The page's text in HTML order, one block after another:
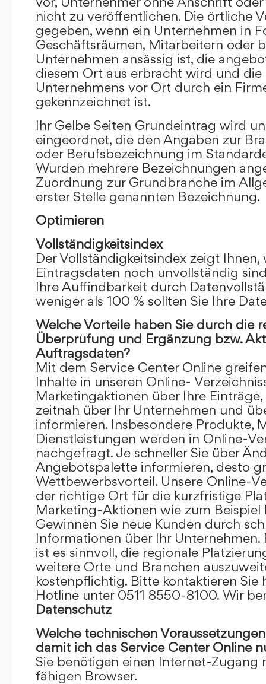
nicht zu veröffentlichen. Die örtliche
gegeben, wenn ein Unternehmen in
Geschäftsräumen, Mitarbeitern oder
Unternehmen ansässig ist, die
diesem Ort aus erbracht wird und die
Unternehmens vor Ort durch ein
gekennzeichnet ist.
Ihr Gelbe Seiten Grundeintrag wird
eingeordnet, die den Angaben zur
oder Berufsbezeichnung im
Wurden mehrere Bezeichnungen
Zuordnung zur Grundbranche im
erster Stelle genannten Bezeichnung.
Optimieren
Vollständigkeitsindex
Der Vollständigkeitsindex zeigt
Eintragsdaten noch unvollständig
Ihre Auffindbarkeit durch
weniger als 100 % sollten Sie Ihre
Welche Vorteile haben Sie durch die
Überprüfung und Ergänzung bzw.
Auftragsdaten?
Mit dem Service Center Online
Inhalte in unseren Online-
Marketingaktionen über Ihre
zeitnah über Ihr Unternehmen und
informieren. Insbesondere Produkte,
Dienstleistungen werden in Online-
nachgefragt. Je schneller Sie über
Angebotspalette informieren, desto
Wettbewerbsvorteil. Unsere Online-
der richtige Ort für die kurzfristige
Marketing-Aktionen wie zum Beispiel
Gewinnen Sie neue Kunden durch
Informationen über Ihr Unternehmen.
ist es sinnvoll, die regionale
weitere Orte und Branchen
kostenpflichtig. Bitte kontaktieren Sie
Hotline unter 0511 8550-8100. Wir
Datenschutz
Welche technischen
damit ich das Service Center Online
Sie benötigen einen Internet-Zugang
fähigen Browser.